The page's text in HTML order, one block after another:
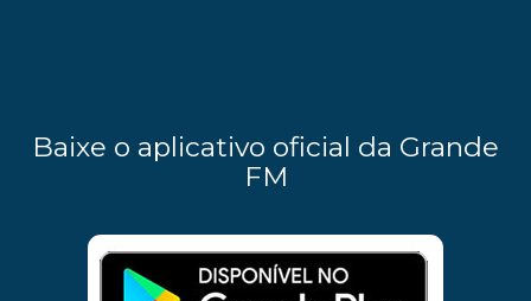
Baixe o aplicativo oficial da Grande
FM